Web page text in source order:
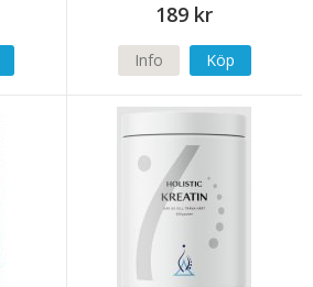
189 kr
Info Köp